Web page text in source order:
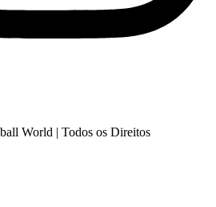
World | Todos os Direitos